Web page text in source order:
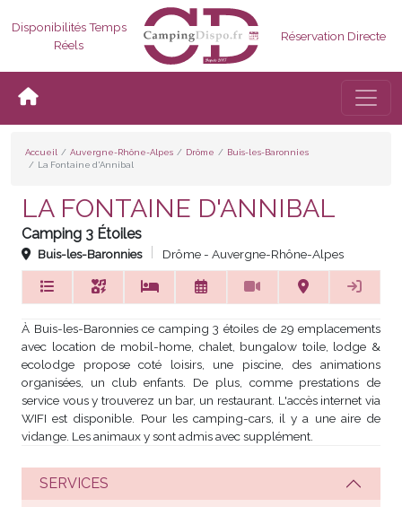
Disponibilités Temps
Réels
Réservation Directe
Accueil Auvergne-Rhône-Alpes Drôme
Buis-les-Baronnies
La Fontaine d'Annibal
LA FONTAINE D'ANNIBAL
Camping 3 Étoiles
Buis-les-Baronnies Drôme - Auvergne-Rhône-Alpes
À Buis-les-Baronnies ce camping 3 étoiles de 29 emplacements
avec location de mobil-home, chalet, bungalow toile, lodge &
ecolodge propose coté loisirs, une piscine, des animations
organisées, un club enfants. De plus, comme prestations de
service vous y trouverez un bar, un restaurant. L'accès internet via
WIFI est disponible. Pour les camping-cars, il y a une aire de
vidange. Les animaux y sont admis avec supplément.
SERVICES